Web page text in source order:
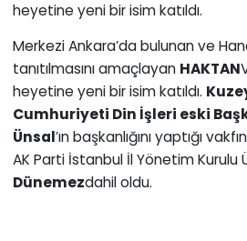
heyetine yeni bir isim katıldı.
Merkezi Ankara’da bulunan ve
tanıtılmasını amaçlayan HAKTAN
heyetine yeni bir isim katıldı.
Cumhuriyeti Din İşleri eski
Ünsal’ın başkanlığını yaptığı
AK Parti İstanbul İl Yönetim Kurulu
Dünemezdahil oldu.